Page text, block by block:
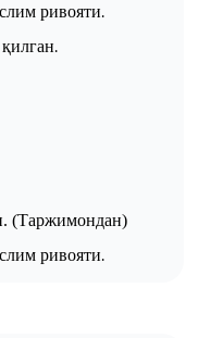
ривояти.
(Таржимондан)
ривояти.